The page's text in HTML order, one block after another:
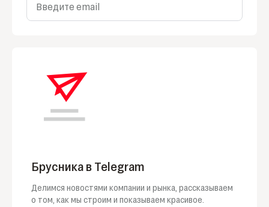
Введите email
Брусника в Telegram
Делимся новостями компании и рынка, рассказываем
о том, как мы строим и показываем красивое.